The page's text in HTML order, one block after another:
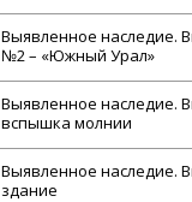
Выявленное наследие.
№2 – «Южный Урал»
Выявленное наследие.
вспышка молнии
Выявленное наследие.
здание